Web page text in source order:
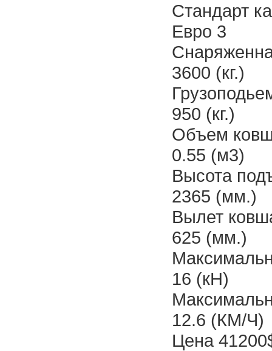
Стандарт
Евро 3
3600 (кг.)
950 (кг.)
Объем
0.55 (м3)
Высота
2365 (мм.)
Вылет
625 (мм.)
16 (кН)
12.6 (КМ/Ч)
Цена